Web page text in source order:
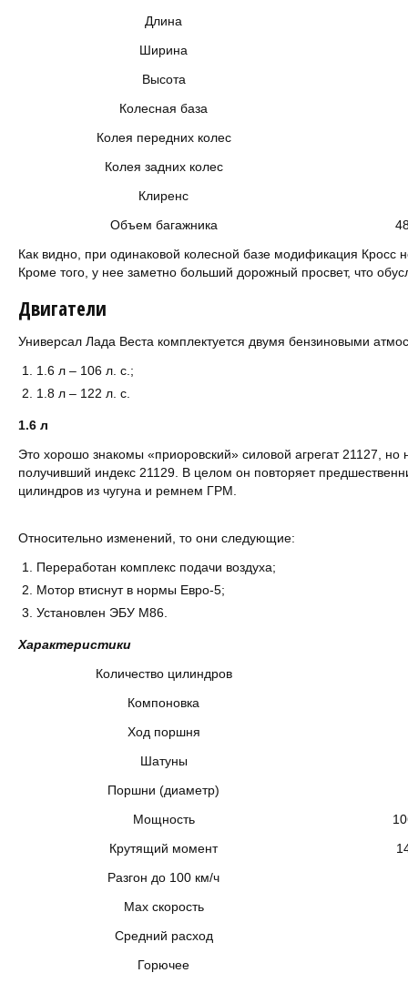
Длина
Ширина
Высота
Колесная база
Колея передних колес
Колея задних колес
Клиренс
Объем багажника
Как видно, при одинаковой колесной базе модификация
Кроме того, у нее заметно больший дорожный просвет, что
Двигатели
Универсал Лада Веста комплектуется двумя бензиновыми
1.6 л – 106 л. с.;
1.8 л – 122 л. с.
1.6 л
Это хорошо знакомы «приоровский» силовой агрегат 21127,
получивший индекс 21129. В целом он повторяет
цилиндров из чугуна и ремнем ГРМ.
Относительно изменений, то они следующие:
Переработан комплекс подачи воздуха;
Мотор втиснут в нормы Евро-5;
Установлен ЭБУ М86.
Характеристики
Количество цилиндров
Компоновка
Ход поршня
Шатуны
Поршни (диаметр)
Мощность
Крутящий момент
Разгон до 100 км/ч
Мах скорость
Средний расход
Горючее